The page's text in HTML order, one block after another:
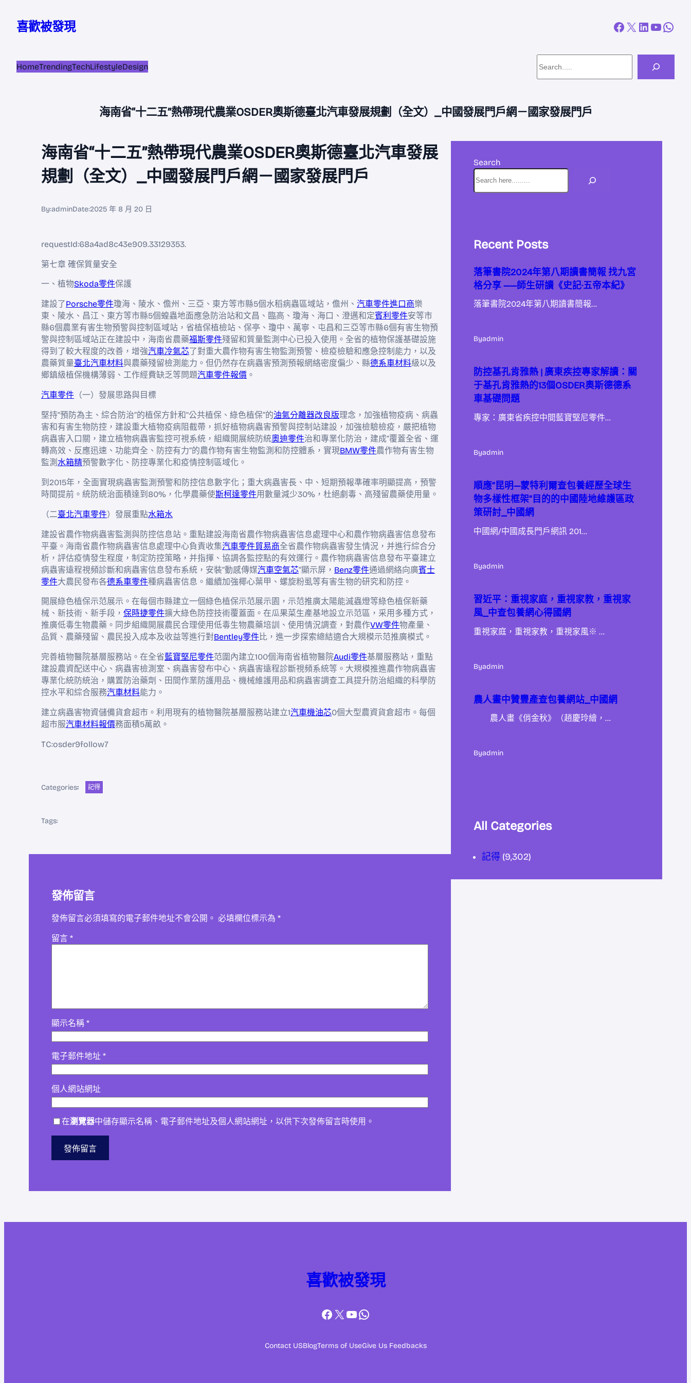
喜歡被發現 Facebook X LinkedIn YouTube WhatsApp
HomeTrendingTechLifestyleDesign
海南省“十二五”熱帶現代農業OSDER奧斯德臺北汽車發展規劃（全文）_中國發展門戶網－國家發展門戶
海南省“十二五”熱帶現代農業OSDER奧斯德臺北汽車發展
規劃（全文）_中國發展門戶網－國家發展門戶
By:adminDate:2025 年 8 月 20 日
requestId:68a4ad8c43e909.33129353.
第七章 確保質量安全
一、植物Skoda零件保護
建設了Porsche零件瓊海、陵水、儋州、三亞、東方等市縣5個水稻病蟲區域站，儋州、 汽車零件進口商樂
東、陵水、昌江、東方等市縣5個蝗蟲地面應急防治站和文昌、臨高、瓊海、海口、澄邁和定賓利零件安等市
縣6個農業有害生物預警與控制區域站，省植保植檢站、保亭、瓊中、萬寧、屯昌和三亞等市縣6個有害生物預
警與控制區域站正在建設中，海南省農藥福斯零件殘留和質量監測中心已投入使用。全省的植物保護基礎設施
得到了較大程度的改善，增強汽車冷氣芯了對重大農作物有害生物監測預警、檢疫檢驗和應急控制能力，以及
農藥質量臺北汽車材料與農藥殘留檢測能力。但仍然存在病蟲害預測預報網絡密度偏少、縣德系車材料級以及
鄉鎮級植保機構薄弱、工作經費缺乏等問題汽車零件報價 。
汽車零件 （一）發展思路與目標
堅持“預防為主、綜合防治”的植保方針和“公共植保、綠色植保”的油氣分離器改良版理念，加強植物疫病、病蟲
害和有害生物防控，建設重大植物疫病阻截帶，抓好植物病蟲害預警與控制站建設，加強檢驗檢疫，嚴把植物
病蟲害入口關，建立植物病蟲害監控可視系統，組織開展統防統奧迪零件治和專業化防治，建成“覆蓋全省、運
轉高效、反應迅速、功能齊全、防控有力”的農作物有害生物監測和防控體系，實現BMW零件農作物有害生物
監測 水箱精預警數字化、防控專業化和疫情控制區域化。
到2015年，全面實現病蟲害監測預警和防控信息數字化；重大病蟲害長、中、短期預報準確率明顯提高，預警
時間提前。統防統治面積達到80%，化學農藥使斯柯達零件用數量減少30%，杜絕劇毒、高殘留農藥使用量。
（二臺北汽車零件）發展重點水箱水
建設省農作物病蟲害監測與防控信息站。重點建設海南省農作物病蟲害信息處理中心和農作物病蟲害信息發布
平臺。海南省農作物病蟲害信息處理中心負責收集汽車零件貿易商全省農作物病蟲害發生情況，并進行綜合分
析，評估疫情發生程度，制定防控策略，并指揮、協調各監控點的有效運行。農作物病蟲害信息發布平臺建立
病蟲害遠程視頻診斷和病蟲害信息發布系統，安裝“動感傳媒汽車空氣芯”顯示屏， Benz零件通過網絡向廣賓士
零件大農民發布各德系車零件種病蟲害信息。繼續加強椰心葉甲、螺旋粉虱等有害生物的研究和防控。
開展綠色植保示范展示。在每個市縣建立一個綠色植保示范展示園，示范推廣太陽能滅蟲燈等綠色植保新藥
械、新技術、新手段， 保時捷零件擴大綠色防控技術覆蓋面。在瓜果菜生產基地設立示范區，采用多種方式，
推廣低毒生物農藥。同步組織開展農民合理使用低毒生物農藥培訓、使用情況調查，對農作VW零件物產量、
品質、農藥殘留、農民投入成本及收益等進行對Bentley零件比，進一步探索總結適合大規模示范推廣模式。
完善植物醫院基層服務站。在全省藍寶堅尼零件范圍內建立100個海南省植物醫院Audi零件基層服務站，重點
建設農資配送中心、病蟲害檢測室、病蟲害發布中心、病蟲害遠程診斷視頻系統等。大規模推進農作物病蟲害
專業化統防統治，購置防治藥劑、田間作業防護用品、機械維護用品和病蟲害調查工具提升防治組織的科學防
控水平和綜合服務汽車材料能力。
建立病蟲害物資儲備貨倉超市。利用現有的植物醫院基層服務站建立1汽車機油芯0個大型農資貨倉超市。每個
超市服汽車材料報價務面積5萬畝。
TC:osder9follow7
Categories: 記得
Tags:
發佈留言
發佈留言必須填寫的電子郵件地址不會公開。 必填欄位標示為 *
留言 *
顯示名稱 *
電子郵件地址 *
個人網站網址
在瀏覽器中儲存顯示名稱、電子郵件地址及個人網站網址，以供下次發佈留言時使用。
Search
Recent Posts
落筆書院2024年第八期讀書簡報 找九宮
格分享 ——師生研讀《史記·五帝本紀》
落筆書院2024年第八期讀書簡報…
Byadmin
防控基孔肯雅熱 | 廣東疾控專家解讀：關
于基孔肯雅熱的13個OSDER奧斯德德系
車基礎問題
專家：廣東省疾控中間藍寶堅尼零件…
Byadmin
順應“昆明—蒙特利爾查包養經歷全球生
物多樣性框架”目的的中國陸地維護區政
策研討_中國網
中國網/中國成長門戶網訊 201…
Byadmin
習近平：重視家庭，重視家教，重視家
風_中查包養網心得國網
重視家庭，重視家教，重視家風※ …
Byadmin
農人畫中贊豐產查包養網站_中國網
農人畫《俏金秋》（趙慶玲繪，…
Byadmin
All Categories
記得 (9,302)
喜歡被發現
Facebook
X YouTube
WhatsApp
Contact USBlogTerms of UseGive Us Feedbacks